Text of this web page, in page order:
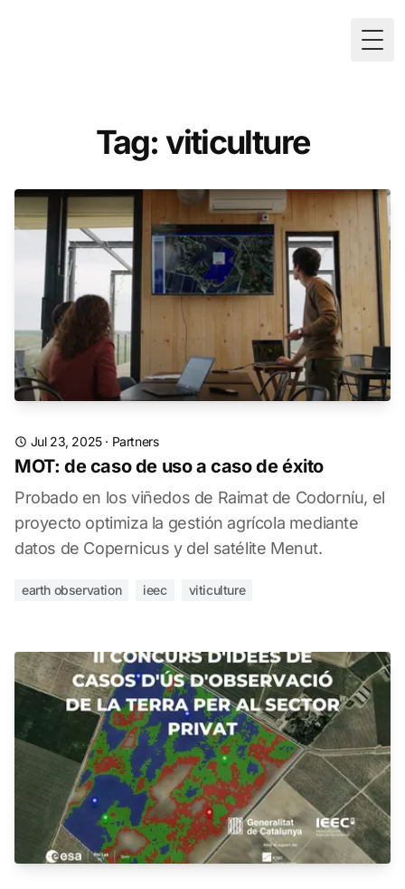
Tag: viticulture
Jul 23, 2025· Partners
MOT: de caso de uso a caso de éxito
Probado en los viñedos de Raimat de Codorníu, el
proyecto optimiza la gestión agrícola mediante
datos de Copernicus y del satélite Menut.
earth observation ieec viticulture